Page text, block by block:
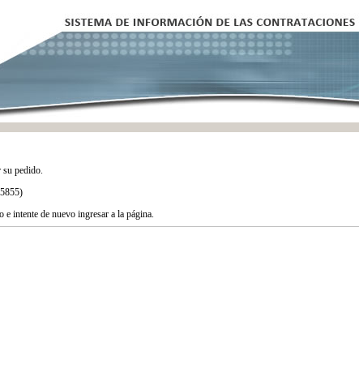
su pedido.
intente de nuevo ingresar a la página.